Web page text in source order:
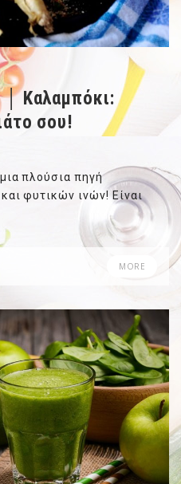
Καλαμπόκι:
σου!
πλούσια πηγή
φυτικών ινών! Είναι
MORE